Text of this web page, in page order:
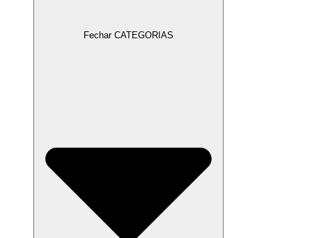
Fechar CATEGORIAS